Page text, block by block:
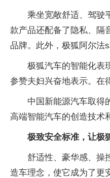
乘坐宽敞舒适、驾驶
款产品还配备了隐私、隔
品牌。此外，极狐阿尔法
极狐汽车的智能化表
参赞夫妇兴奋地表示。在
中国新能源汽车取得
高端智能汽车的创造技术
极致安全标准，让极
舒适性、豪华感、操
造车理念，使它成为了更